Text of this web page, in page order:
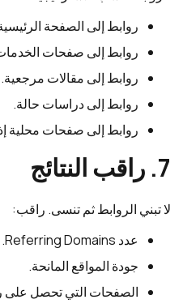
روابط إلى الصفحة الرئيسية
روابط إلى صفحات
روابط إلى مقالات مرجعية.
روابط إلى دراسات حالة.
روابط إلى صفحات محلية
7. راقب النتائج
لا تبني الروابط ثم تنسى. راقب:
عدد Referring Domains.
جودة المواقع المانحة.
الصفحات التي تحصل على